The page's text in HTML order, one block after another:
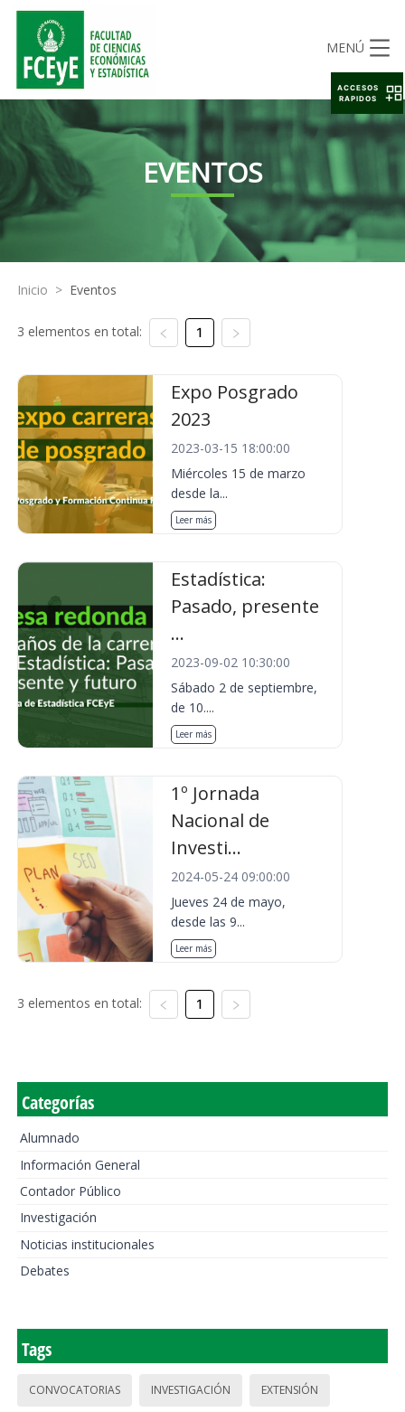
MENÚ
EVENTOS
Inicio > Eventos
3 elementos en total: 1
Expo Posgrado
2023
2023-03-15 18:00:00
Miércoles 15 de marzo
desde la...
Leer más
Estadística:
Pasado, presente
...
2023-09-02 10:30:00
Sábado 2 de septiembre,
de 10....
Leer más
1º Jornada
Nacional de
Investi...
2024-05-24 09:00:00
Jueves 24 de mayo,
desde las 9...
Leer más
3 elementos en total: 1
Categorías
Alumnado
Información General
Contador Público
Investigación
Noticias institucionales
Debates
Tags
CONVOCATORIAS INVESTIGACIÓN EXTENSIÓN
ACCESOS
RAPIDOS